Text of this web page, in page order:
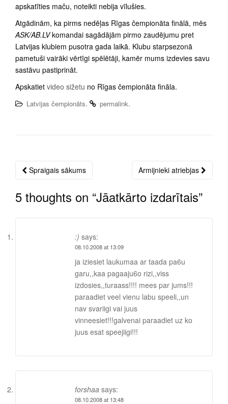
apskatīties maču, noteikti nebija vīlušies.
Atgādinām, ka pirms nedēļas Rīgas čempionāta finālā, mēs
ASK/AB.LVkomandai sagādājām pirmo zaudējumu pret
Latvijas klubiem pusotra gada laikā. Klubu starpsezonā
pametuši vairāki vērtīgi spēlētāji, kamēr mums izdevies savu
sastāvu pastiprināt.
Apskatiet video sižetu no Rīgas čempionāta fināla.
Latvijas čempionāts. permalink.
Post
navigation
Spraigais sākums Armijnieki atriebjas
5 thoughts on “Jāatkārto izdarītais”
:) says:
08.10.2008 at 13:09
ja iziesiet laukumaa ar taada pa6u
garu,,kaa pagaaju6o rizi,,viss
izdosies,,turaass!!!! mees par jums!!!
paraadiet veel vienu labu speeli,,un
nav svariigi vai juus
vinneesiet!!!galvenai paraadiet uz ko
juus esat speejiigi!!!
forshaa says:
08.10.2008 at 13:48